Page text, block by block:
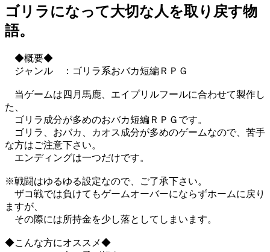
ゴリラになって大切な人を取り戻す物
語。
◆概要◆
ジャンル ：ゴリラ系おバカ短編ＲＰＧ
当ゲームは四月馬鹿、エイプリルフールに合わせて製作し
た、
ゴリラ成分が多めのおバカ短編ＲＰＧです。
ゴリラ、おバカ、カオス成分が多めのゲームなので、苦手
な方はご注意下さい。
エンディングは一つだけです。
※戦闘はゆるゆる設定なので、ご了承下さい。
ザコ戦では負けてもゲームオーバーにならずホームに戻り
ますが、
その際には所持金を少し落としてしまいます。
◆こんな方にオススメ◆